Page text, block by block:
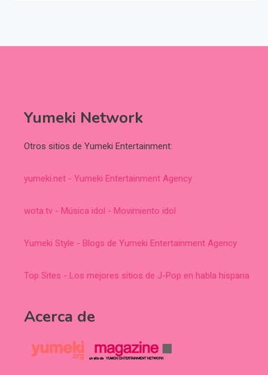
Yumeki Network
Otros sitios de Yumeki Entertainment:
yumeki.net - Yumeki Entertainment Agency
wota.tv - Música idol - Movimiento idol
Yumeki Style - Blogs de Yumeki Entertainment Agency
Top Sites - Los mejores sitios de J-Pop en habla hispana
Acerca de